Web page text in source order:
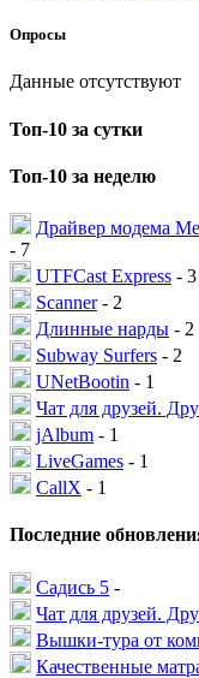
Опросы
Данные отсутствуют
Топ-10 за сутки
Топ-10 за неделю
Драйвер модема
- 7
UTFCast Express - 3
Scanner- 2
Длинные нарды - 2
Subway Surfers - 2
UNetBootin - 1
Чат для друзей.
jAlbum - 1
LiveGames - 1
CallX - 1
Последние
Садись 5 -
Чат для друзей.
Вышки-тура от
Качественные